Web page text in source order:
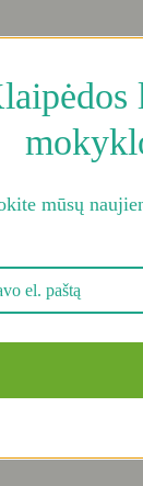
mūsų